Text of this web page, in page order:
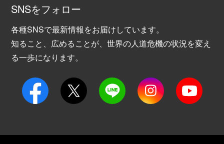
SNSをフォロー
各種SNSで最新情報をお届けしています。
知ること、広めることが、世界の人道危機の状況を変え
る一歩になります。